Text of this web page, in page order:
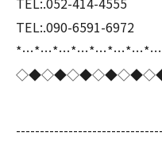
TEL:.090-6591-6972